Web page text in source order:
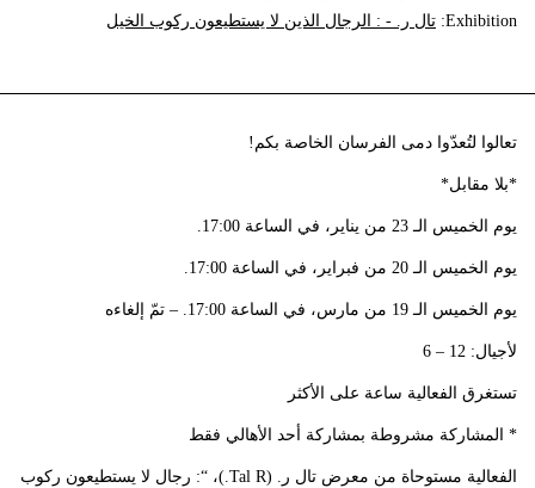
Exhibition: تال ر. - : الرجال الذين لا يستطيعون ركوب الخيل
تعالوا لتُعدّوا دمى الفرسان الخاصة بكم!
*بلا مقابل*
يوم الخميس الـ 23 من يناير، في الساعة 17:00.
يوم الخميس الـ 20 من فبراير، في الساعة 17:00.
يوم الخميس الـ 19 من مارس، في الساعة 17:00. – تمّ إلغاءه
لأجيال: 12 – 6
تستغرق الفعالية ساعة على الأكثر
* المشاركة مشروطة بمشاركة أحد الأهالي فقط
الفعالية مستوحاة من معرض تال ر. (Tal R.)، “: رجال لا يستطيعون ركوب